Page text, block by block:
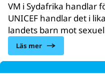
VM i Sydafrika handlar
UNICEF handlar det i
landets barn mot
människohandel och
Som ett led i det arbetet
rött kort till övergrepp
Läs mer